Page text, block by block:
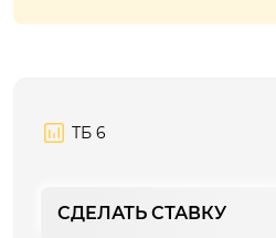
ТБ 6
СДЕЛАТЬ СТАВКУ